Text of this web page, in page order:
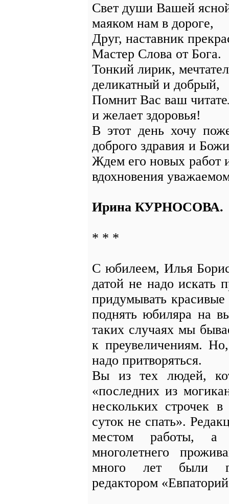
Свет души Вашей
маяком нам в дороге,
Друг, наставник
Мастер Слова от Бога.
Тонкий лирик,
деликатный и добрый,
Помнит Вас ваш
и желает здоровья!
В этот день хочу
доброго здравия и
Ждем его новых работ
вдохновения
Ирина КУРНОСОВА.
* * *
С юбилеем, Илья
датой не надо искать
придумывать
поднять юбиляра на
таких случаях мы
к преувеличениям.
надо притворяться.
Вы из тех людей,
«последних из
нескольких строчек
суток не спать».
местом работы, а
многолетнего
много лет были
редактором